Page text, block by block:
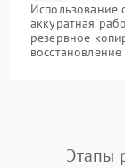
аккуратная
резервное
Этапы